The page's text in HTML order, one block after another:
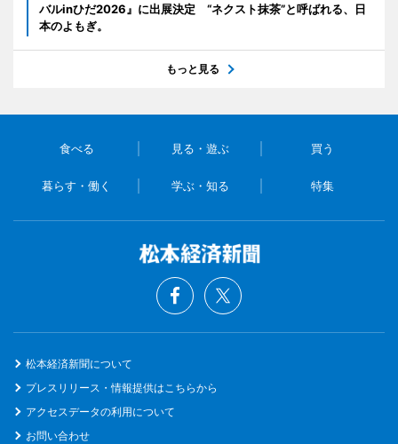
バルinひだ2026』に出展決定 “ネクスト抹茶”と呼ばれる、日
本のよもぎ。
もっと見る
食べる 見る・遊ぶ 買う
暮らす・働く 学ぶ・知る 特集
松本経済新聞について
プレスリリース・情報提供はこちらから
アクセスデータの利用について
お問い合わせ